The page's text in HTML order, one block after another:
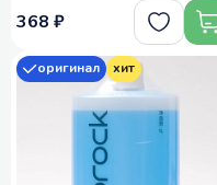
368 ₽
оригинал хит